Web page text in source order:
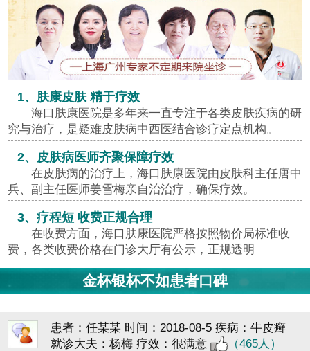
1、肤康皮肤 精于疗效
海口肤康医院是多年来一直专注于各类皮肤疾病的研
究与治疗，是疑难皮肤病中西医结合诊疗定点机构。
2、皮肤病医师齐聚保障疗效
在皮肤病的治疗上，海口肤康医院由皮肤科主任唐中
兵、副主任医师姜雪梅亲自治治疗，确保疗效。
3、疗程短 收费正规合理
在收费方面，海口肤康医院严格按照物价局标准收
费，各类收费价格在门诊大厅有公示，正规透明
金杯银杯不如患者口碑
患者：任某某 时间：2018-08-5 疾病：牛皮癣
就诊大夫：杨梅 疗效：很满意 （465人）